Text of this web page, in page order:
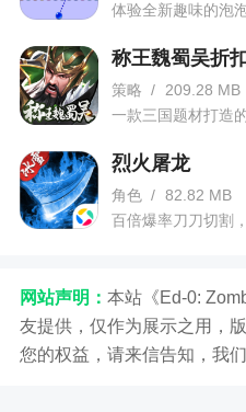
体验全新趣味的泡
称王魏蜀吴折
策略 /
209.28 MB
一款三国题材打造
烈火屠龙
角色 / 82.82 MB
百倍爆率刀刀切割
网站声明： 本站《Ed-0:
友提供，仅作为展示之用，
您的权益，请来信告知，我们